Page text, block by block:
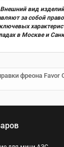
вид
за собой
в Москве и
фреона Favor